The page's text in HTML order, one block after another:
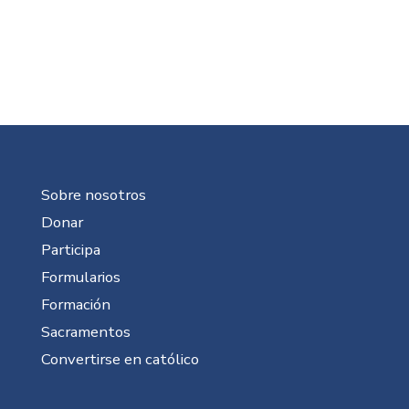
Sobre nosotros
Donar
Participa
Formularios
Formación
Sacramentos
Convertirse en católico